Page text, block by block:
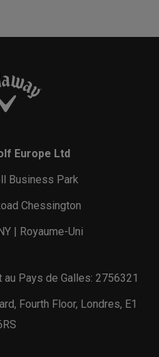
Europe Ltd
Business Park
Chessington
| Royaume-Uni
Pays de Galles: 2756321
Fourth Floor, Londres, E1